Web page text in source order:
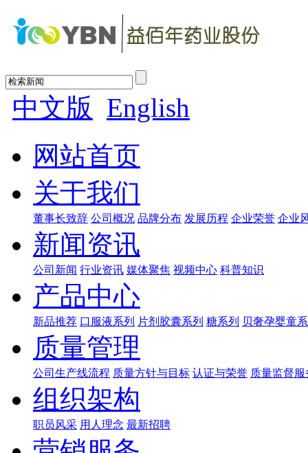
中文版 English
网站首页
关于我们
董事长致辞 公司概况 品牌分布 发展历程 企业荣誉 企业
新闻资讯
公司新闻 行业资讯 媒体聚焦 视频中心 科普知识
产品中心
新品推荐 口服液系列 片剂胶囊系列 糖系列 贝奢孕婴童
质量管理
公司生产线流程 质量方针与目标 认证与荣誉 质量监督服
组织架构
职员风采 用人理念 最新招聘